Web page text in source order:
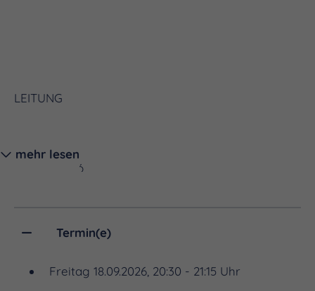
LEITUNG
Soma Szabó
mehr lesen
Termin(e)
Freitag 18.09.2026, 20:30 - 21:15 Uhr